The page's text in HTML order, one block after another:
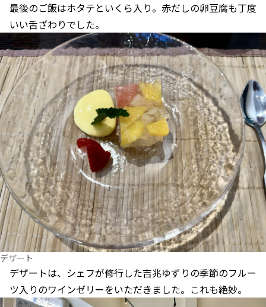
最後のご飯はホタテといくら入り。赤だしの卵豆腐も丁度
いい舌ざわりでした。
デザート
デザートは、シェフが修行した吉兆ゆずりの季節のフルー
ツ入りのワインゼリーをいただきました。これも絶妙。